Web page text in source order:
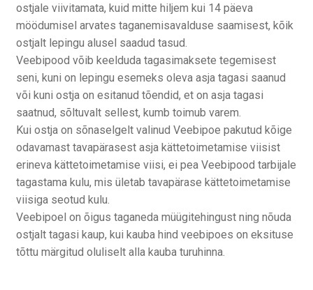
ostjale viivitamata, kuid mitte hiljem kui 14 päeva
möödumisel arvates taganemisavalduse saamisest, kõik
ostjalt lepingu alusel saadud tasud.
Veebipood võib keelduda tagasimaksete tegemisest
seni, kuni on lepingu esemeks oleva asja tagasi saanud
või kuni ostja on esitanud tõendid, et on asja tagasi
saatnud, sõltuvalt sellest, kumb toimub varem.
Kui ostja on sõnaselgelt valinud Veebipoe pakutud kõige
odavamast tavapärasest asja kättetoimetamise viisist
erineva kättetoimetamise viisi, ei pea Veebipood tarbijale
tagastama kulu, mis ületab tavapärase kättetoimetamise
viisiga seotud kulu.
Veebipoel on õigus taganeda müügitehingust ning nõuda
ostjalt tagasi kaup, kui kauba hind veebipoes on eksituse
tõttu märgitud oluliselt alla kauba turuhinna.